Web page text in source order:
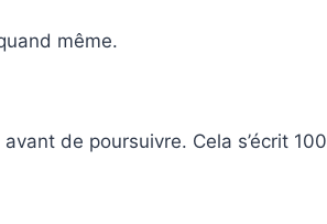
même.
de poursuivre. Cela s’écrit 100